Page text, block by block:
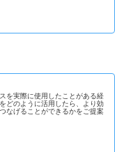
を実際に使用したことがある経
どのように活用したら、より効
なげることができるかをご提案